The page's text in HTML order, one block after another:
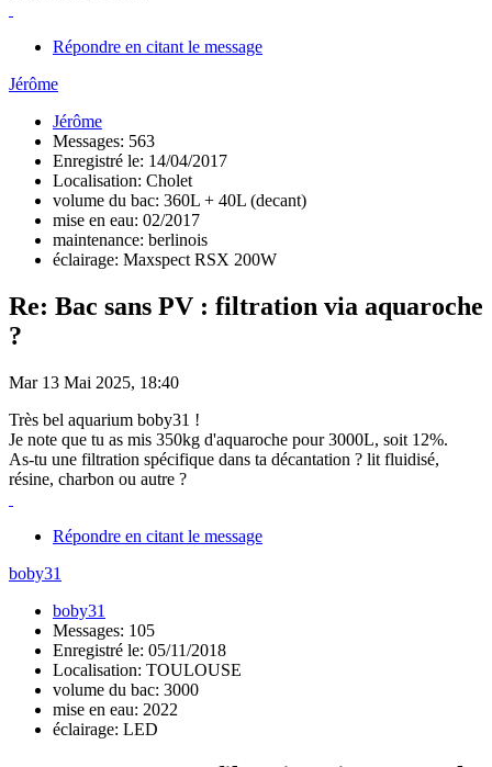
Répondre en citant le message
Jérôme
Jérôme
Messages: 563
Enregistré le: 14/04/2017
Localisation: Cholet
volume du bac: 360L + 40L (decant)
mise en eau: 02/2017
maintenance: berlinois
éclairage: Maxspect RSX 200W
Re: Bac sans PV : filtration via aquaroche
?
Mar 13 Mai 2025, 18:40
Très bel aquarium boby31 !
Je note que tu as mis 350kg d'aquaroche pour 3000L, soit 12%.
As-tu une filtration spécifique dans ta décantation ? lit fluidisé,
résine, charbon ou autre ?
Répondre en citant le message
boby31
boby31
Messages: 105
Enregistré le: 05/11/2018
Localisation: TOULOUSE
volume du bac: 3000
mise en eau: 2022
éclairage: LED